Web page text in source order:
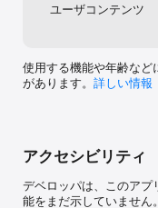
ユーザコンテンツ
使用する機能や年齢など
があります。 詳しい情報
アクセシビリティ
デベロッパは、このアプ
能をまだ示していません。